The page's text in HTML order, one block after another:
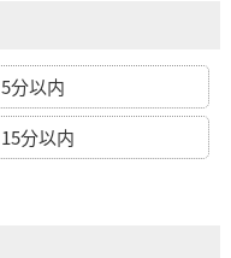
5分以内
15分以内